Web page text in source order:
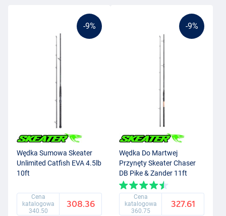
-9%
Wędka Sumowa Skeater
Unlimited Catfish EVA 4.5lb
10ft
Cena
katalogowa
340.50
308.36
-9%
Wędka Do Martwej
Przynęty Skeater Chaser
DB Pike & Zander 11ft
2.75lb
Cena
katalogowa
360.75
327.61